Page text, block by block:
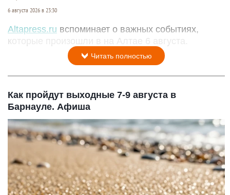
6 августа 2026 в 23:30
Altapress.ru вспоминает о важных событиях,
которые произошли в на Алтае 6 августа.
Читать полностью
Как пройдут выходные 7-9 августа в
Барнауле. Афиша